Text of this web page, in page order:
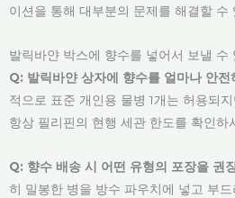
이션을 통해 대부분의 문제를 해결할 수
발릭바얀 박스에 향수를 넣어서 보낼 수
Q: 발릭바얀 상자에 향수를 얼마나 안
적으로 표준 개인용 물병 1개는 허용되
항상 필리핀의 현행 세관 한도를 확인하
Q: 향수 배송 시 어떤 유형의 포장을 권
히 밀봉한 병을 방수 파우치에 넣고 부